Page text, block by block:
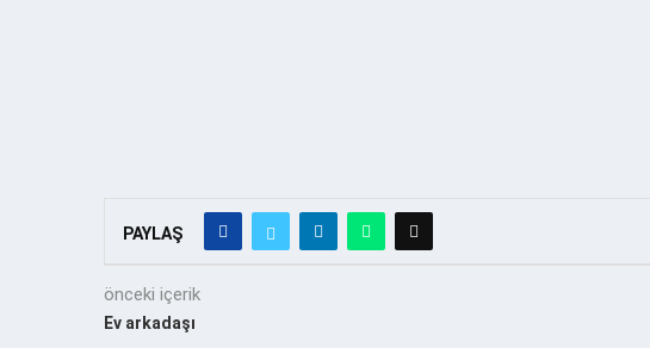
PAYLAŞ
önceki içerik
Ev arkadaşı